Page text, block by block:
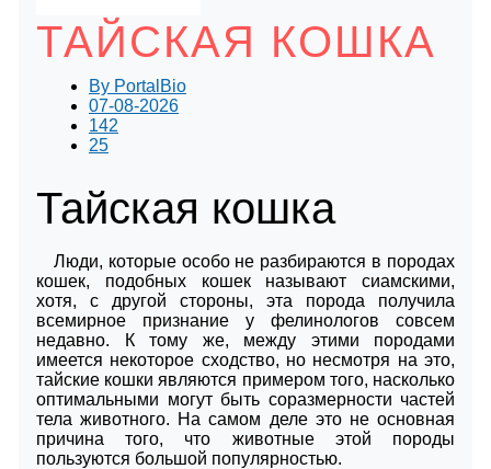
ТАЙСКАЯ КОШКА
By PortalBio
07-08-2026
142
25
Тайская кошка
Люди, которые особо не разбираются в породах
кошек, подобных кошек называют сиамскими,
хотя, с другой стороны, эта порода получила
всемирное признание у фелинологов совсем
недавно. К тому же, между этими породами
имеется некоторое сходство, но несмотря на это,
тайские кошки являются примером того, насколько
оптимальными могут быть соразмерности частей
тела животного. На самом деле это не основная
причина того, что животные этой породы
пользуются большой популярностью.